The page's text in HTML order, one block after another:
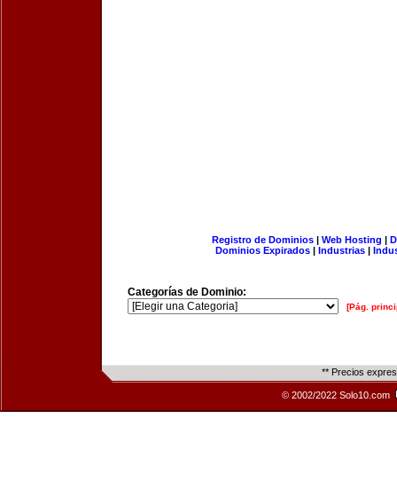
Registro de Dominios| Web Hosting |
Dominios Expirados | Industrias |
Categorías de Dominio:
[Pág.
** Precios
© 2002/2022 Solo10.com